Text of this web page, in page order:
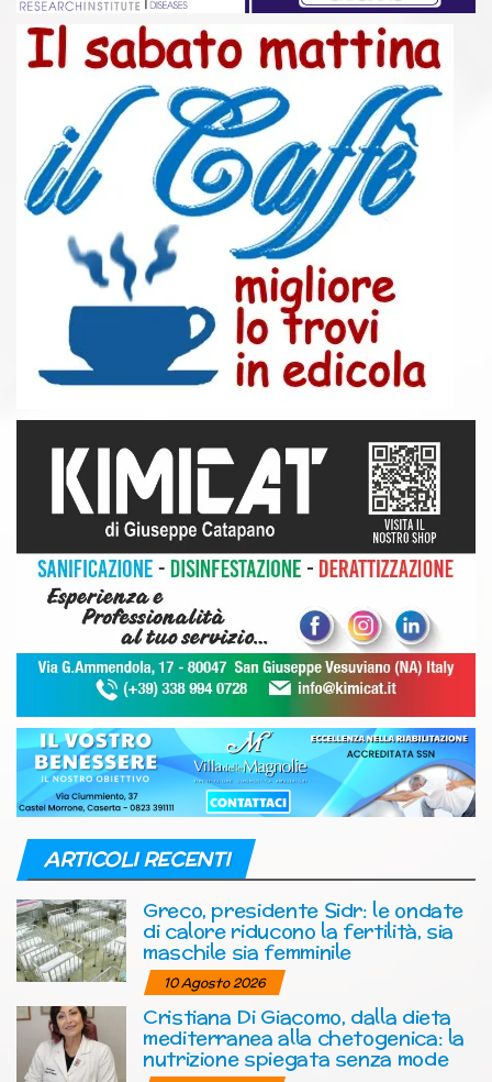
ARTICOLI RECENTI
Greco, presidente Sidr: le ondate
di calore riducono la fertilità, sia
maschile sia femminile
10 Agosto 2026
Cristiana Di Giacomo, dalla dieta
mediterranea alla chetogenica: la
nutrizione spiegata senza mode